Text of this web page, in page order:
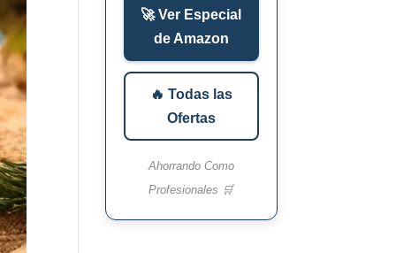
🚀 Ver Especial
de Amazon
🔥 Todas las
Ofertas
Ahorrando Como
Profesionales 🛒